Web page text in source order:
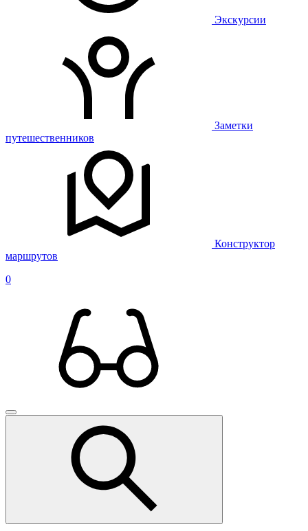
Экскурсии
Заметки
путешественников
Конструктор
маршрутов
0